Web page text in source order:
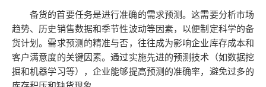
备货的首要任务是进行准确的需求预测。这需要分析市场
趋势、历史销售数据和季节性波动等因素，以便制定科学的备
货计划。需求预测的精准与否，往往成为影响企业库存成本和
客户满意度的关键因素。通过实施先进的预测技术（如数据挖
掘和机器学习等），企业能够提高预测的准确率，避免过多的